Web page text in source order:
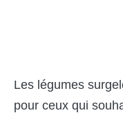
Les légumes
pour ceux qui